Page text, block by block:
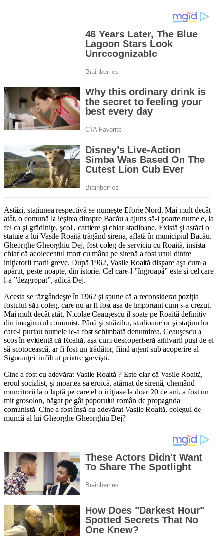
Astăzi, staţiunea respectivă se numeşte Eforie Nord. Mai mult decât
atât, o comună la ieşirea dinspre Bacău a ajuns să-i poarte numele, la
fel ca şi grădiniţe, şcoli, cartiere şi chiar stadioane. Există şi astăzi o
statuie a lui Vasile Roaită trăgând sirena, aflată în municipiul Bacău.
Gheorghe Gheorghiu Dej, fost coleg de serviciu cu Roaită, insista
chiar că adolecentul mort cu mâna pe sirenă a fost unul dintre
iniţiatorii marii greve. După 1962, Vasile Roaită dispare aşa cum a
apărut, peste noapte, din istorie. Cel care-l ”îngroapă” este şi cel care
l-a ”dezgropat”, adică Dej.
Acesta se răzgândeşte în 1962 şi spune că a reconsiderat poziţia
fostului său coleg, care nu ar fi fost aşa de important cum s-a crezut.
Mai mult decât atât, Nicolae Ceauşescu îl soate pe Roaită definitiv
din imaginarul comunist. Până şi străzilor, stadioanelor şi staţiunilor
care-i purtau numele le-a fost schimbată denumirea. Ceauşescu a
scos în evidenţă că Roaită, aşa cum descoperiseră arhivarii puşi de el
să scotocească, ar fi fost un trădător, fiind agent sub acoperire al
Siguranţei, infiltrat printre grevişti.
Cine a fost cu adevărat Vasile Roaită ? Este clar că Vasile Roaită,
eroul socialist, şi moartea sa eroică, atârnat de sirenă, chemând
muncitorii la o luptă pe care el o iniţiase la doar 20 de ani, a fost un
mit grosolon, băgat pe gât poporului român de propagnda
comunistă. Cine a fost însă cu adevărat Vasile Roaită, colegul de
muncă al lui Gheorghe Gheorghiu Dej?